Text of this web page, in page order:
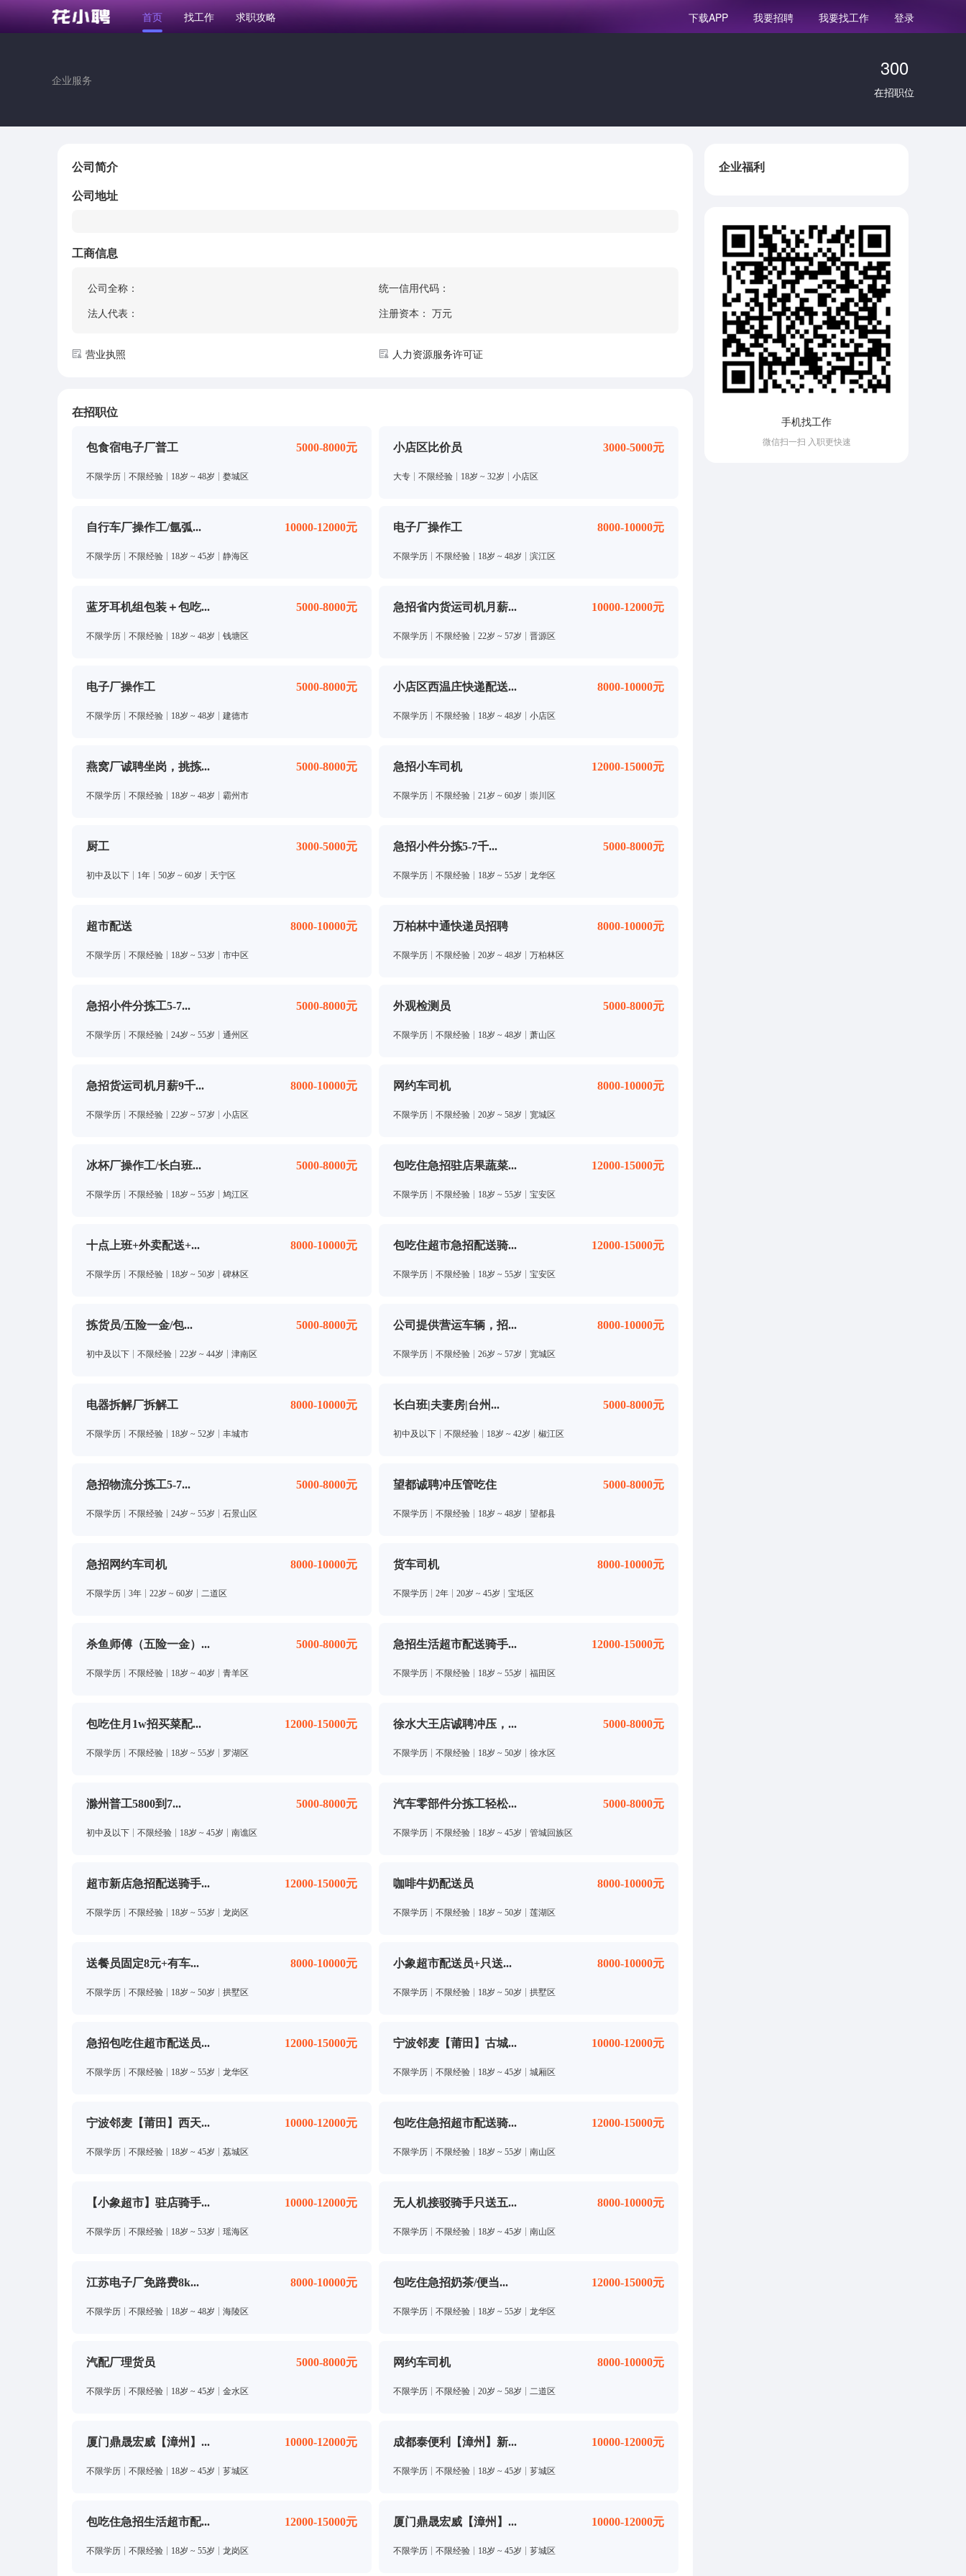
首页 找工作 求职攻略 下载APP 我要招聘 我要找工作 登录
企业服务 300
在招职位
公司简介
公司地址
工商信息
公司全称：
统一信用代码：
法人代表：
注册资本： 万元
营业执照 人力资源服务许可证
在招职位
包食宿电子厂普工 5000-8000元
不限学历 不限经验 18岁 ~ 48岁 婺城区
小店区比价员 3000-5000元
大专 不限经验 18岁 ~ 32岁 小店区
自行车厂操作工/氩弧... 10000-12000元
不限学历 不限经验 18岁 ~ 45岁 静海区
电子厂操作工 8000-10000元
不限学历 不限经验 18岁 ~ 48岁 滨江区
蓝牙耳机组包装＋包吃... 5000-8000元
不限学历 不限经验 18岁 ~ 48岁 钱塘区
急招省内货运司机月薪... 10000-12000元
不限学历 不限经验 22岁 ~ 57岁 晋源区
电子厂操作工 5000-8000元
不限学历 不限经验 18岁 ~ 48岁 建德市
小店区西温庄快递配送... 8000-10000元
不限学历 不限经验 18岁 ~ 48岁 小店区
燕窝厂诚聘坐岗，挑拣... 5000-8000元
不限学历 不限经验 18岁 ~ 48岁 霸州市
急招小车司机 12000-15000元
不限学历 不限经验 21岁 ~ 60岁 崇川区
厨工 3000-5000元
初中及以下 1年 50岁 ~ 60岁 天宁区
急招小件分拣5-7千... 5000-8000元
不限学历 不限经验 18岁 ~ 55岁 龙华区
超市配送 8000-10000元
不限学历 不限经验 18岁 ~ 53岁 市中区
万柏林中通快递员招聘 8000-10000元
不限学历 不限经验 20岁 ~ 48岁 万柏林区
急招小件分拣工5-7... 5000-8000元
不限学历 不限经验 24岁 ~ 55岁 通州区
外观检测员 5000-8000元
不限学历 不限经验 18岁 ~ 48岁 萧山区
急招货运司机月薪9千... 8000-10000元
不限学历 不限经验 22岁 ~ 57岁 小店区
网约车司机 8000-10000元
不限学历 不限经验 20岁 ~ 58岁 宽城区
冰杯厂操作工/长白班... 5000-8000元
不限学历 不限经验 18岁 ~ 55岁 鸠江区
包吃住急招驻店果蔬菜... 12000-15000元
不限学历 不限经验 18岁 ~ 55岁 宝安区
十点上班+外卖配送+... 8000-10000元
不限学历 不限经验 18岁 ~ 50岁 碑林区
包吃住超市急招配送骑... 12000-15000元
不限学历 不限经验 18岁 ~ 55岁 宝安区
拣货员/五险一金/包... 5000-8000元
初中及以下 不限经验 22岁 ~ 44岁 津南区
公司提供营运车辆，招... 8000-10000元
不限学历 不限经验 26岁 ~ 57岁 宽城区
电器拆解厂拆解工 8000-10000元
不限学历 不限经验 18岁 ~ 52岁 丰城市
长白班|夫妻房|台州... 5000-8000元
初中及以下 不限经验 18岁 ~ 42岁 椒江区
急招物流分拣工5-7... 5000-8000元
不限学历 不限经验 24岁 ~ 55岁 石景山区
望都诚聘冲压管吃住 5000-8000元
不限学历 不限经验 18岁 ~ 48岁 望都县
急招网约车司机 8000-10000元
不限学历 3年 22岁 ~ 60岁 二道区
货车司机 8000-10000元
不限学历 2年 20岁 ~ 45岁 宝坻区
杀鱼师傅（五险一金）... 5000-8000元
不限学历 不限经验 18岁 ~ 40岁 青羊区
急招生活超市配送骑手... 12000-15000元
不限学历 不限经验 18岁 ~ 55岁 福田区
包吃住月1w招买菜配... 12000-15000元
不限学历 不限经验 18岁 ~ 55岁 罗湖区
徐水大王店诚聘冲压，... 5000-8000元
不限学历 不限经验 18岁 ~ 50岁 徐水区
滁州普工5800到7... 5000-8000元
初中及以下 不限经验 18岁 ~ 45岁 南谯区
汽车零部件分拣工轻松... 5000-8000元
不限学历 不限经验 18岁 ~ 45岁 管城回族区
超市新店急招配送骑手... 12000-15000元
不限学历 不限经验 18岁 ~ 55岁 龙岗区
咖啡牛奶配送员 8000-10000元
不限学历 不限经验 18岁 ~ 50岁 莲湖区
送餐员固定8元+有车... 8000-10000元
不限学历 不限经验 18岁 ~ 50岁 拱墅区
小象超市配送员+只送... 8000-10000元
不限学历 不限经验 18岁 ~ 50岁 拱墅区
急招包吃住超市配送员... 12000-15000元
不限学历 不限经验 18岁 ~ 55岁 龙华区
宁波邻麦【莆田】古城... 10000-12000元
不限学历 不限经验 18岁 ~ 45岁 城厢区
宁波邻麦【莆田】西天... 10000-12000元
不限学历 不限经验 18岁 ~ 45岁 荔城区
包吃住急招超市配送骑... 12000-15000元
不限学历 不限经验 18岁 ~ 55岁 南山区
【小象超市】驻店骑手... 10000-12000元
不限学历 不限经验 18岁 ~ 53岁 瑶海区
无人机接驳骑手只送五... 8000-10000元
不限学历 不限经验 18岁 ~ 45岁 南山区
江苏电子厂免路费8k... 8000-10000元
不限学历 不限经验 18岁 ~ 48岁 海陵区
包吃住急招奶茶/便当... 12000-15000元
不限学历 不限经验 18岁 ~ 55岁 龙华区
汽配厂理货员 5000-8000元
不限学历 不限经验 18岁 ~ 45岁 金水区
网约车司机 8000-10000元
不限学历 不限经验 20岁 ~ 58岁 二道区
厦门鼎晟宏威【漳州】... 10000-12000元
不限学历 不限经验 18岁 ~ 45岁 芗城区
成都泰便利【漳州】新... 10000-12000元
不限学历 不限经验 18岁 ~ 45岁 芗城区
包吃住急招生活超市配... 12000-15000元
不限学历 不限经验 18岁 ~ 55岁 龙岗区
厦门鼎晟宏威【漳州】... 10000-12000元
不限学历 不限经验 18岁 ~ 45岁 芗城区
企业福利
手机找工作
微信扫一扫 入职更快速